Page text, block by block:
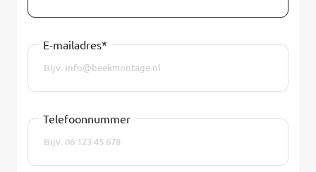
E-mailadres*
Telefoonnummer